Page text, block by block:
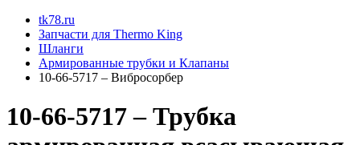
tk78.ru
Запчасти для Thermo King
Шланги
Армированные трубки и Клапаны
10-66-5717 – Вибросорбер
10-66-5717 – Трубка